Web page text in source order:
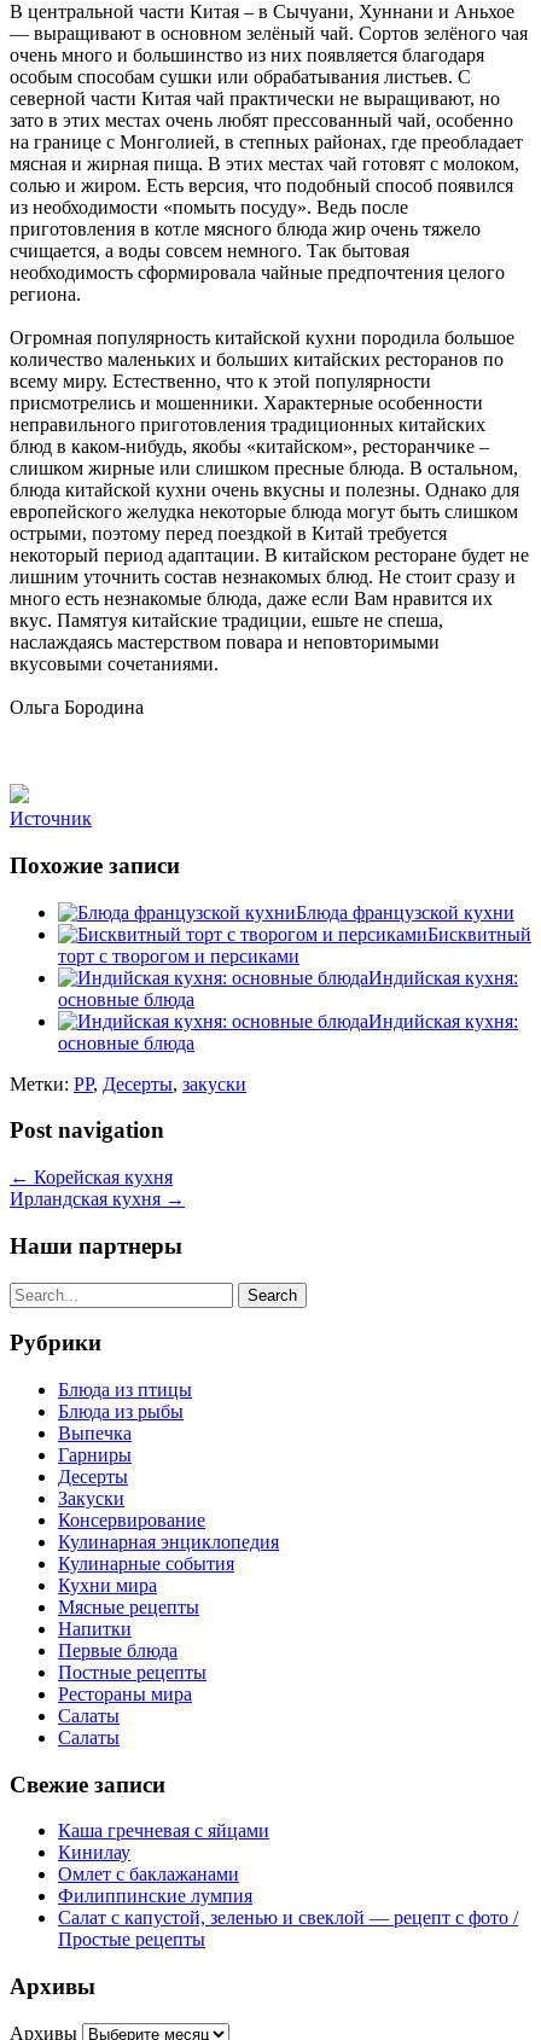
В центральной части Китая – в Сычуани, Хуннани и Аньхое
— выращивают в основном зелёный чай. Сортов зелёного чая
очень много и большинство из них появляется благодаря
особым способам сушки или обрабатывания листьев. С
северной части Китая чай практически не выращивают, но
зато в этих местах очень любят прессованный чай, особенно
на границе с Монголией, в степных районах, где преобладает
мясная и жирная пища. В этих местах чай готовят с молоком,
солью и жиром. Есть версия, что подобный способ появился
из необходимости «помыть посуду». Ведь после
приготовления в котле мясного блюда жир очень тяжело
счищается, а воды совсем немного. Так бытовая
необходимость сформировала чайные предпочтения целого
региона.
Огромная популярность китайской кухни породила большое
количество маленьких и больших китайских ресторанов по
всему миру. Естественно, что к этой популярности
присмотрелись и мошенники. Характерные особенности
неправильного приготовления традиционных китайских
блюд в каком-нибудь, якобы «китайском», ресторанчике –
слишком жирные или слишком пресные блюда. В остальном,
блюда китайской кухни очень вкусны и полезны. Однако для
европейского желудка некоторые блюда могут быть слишком
острыми, поэтому перед поездкой в Китай требуется
некоторый период адаптации. В китайском ресторане будет не
лишним уточнить состав незнакомых блюд. Не стоит сразу и
много есть незнакомые блюда, даже если Вам нравится их
вкус. Памятуя китайские традиции, ешьте не спеша,
наслаждаясь мастерством повара и неповторимыми
вкусовыми сочетаниями.
Ольга Бородина
Источник
Похожие записи
Блюда французской кухни
Бисквитный
торт с творогом и персиками
Индийская кухня:
основные блюда
Индийская кухня:
основные блюда
Метки: PP, Десерты, закуски
Post navigation
← Корейская кухня
Ирландская кухня →
Наши партнеры
Рубрики
Блюда из птицы
Блюда из рыбы
Выпечка
Гарниры
Десерты
Закуски
Консервирование
Кулинарная энциклопедия
Кулинарные события
Кухни мира
Мясные рецепты
Напитки
Первые блюда
Постные рецепты
Рестораны мира
Салаты
Салаты
Свежие записи
Каша гречневая с яйцами
Кинилау
Омлет с баклажанами
Филиппинские лумпия
Салат с капустой, зеленью и свеклой — рецепт с фото /
Простые рецепты
Архивы
Архивы